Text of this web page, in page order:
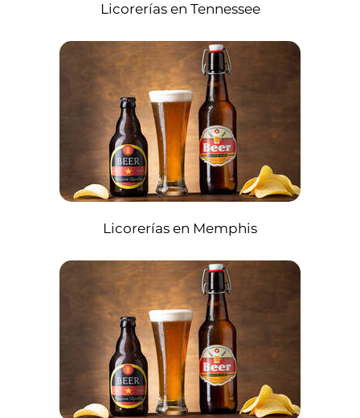
Licorerías en Tennessee
Licorerías en Memphis